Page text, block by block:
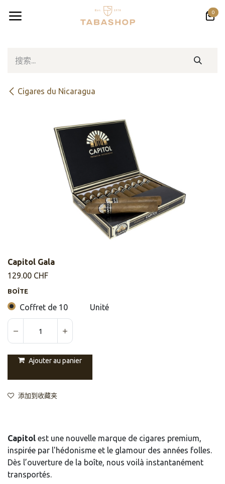
0
Cigares du Nicaragua
Capitol Gala
129.00 CHF
BOÎTE
Coffret de 10 Unité
Ajouter au panier
添加到收藏夹
Capitol est une nouvelle marque de cigares premium,
inspirée par l'hédonisme et le glamour des années folles.
Dès l’ouverture de la boîte, nous voilà instantanément
transportés.